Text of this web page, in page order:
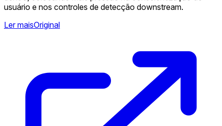
usuário e nos controles de detecção downstream.
Ler maisOriginal